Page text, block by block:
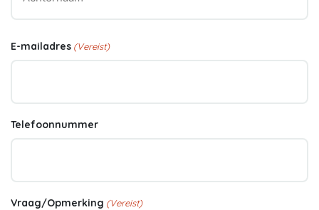
E-mailadres (Vereist)
Telefoonnummer
Vraag/Opmerking (Vereist)